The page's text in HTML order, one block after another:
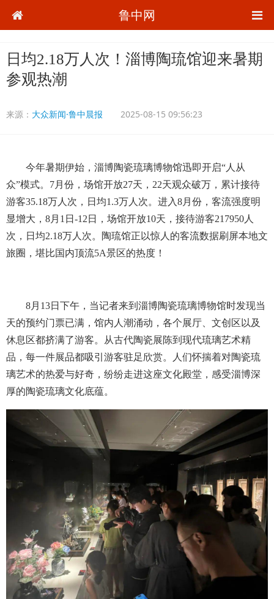
鲁中网
日均2.18万人次！淄博陶琉馆迎来暑期
参观热潮
来源： 大众新闻·鲁中晨报 2025-08-15 09:56:23
今年暑期伊始，淄博陶瓷琉璃博物馆迅即开启“人从
众”模式。7月份，场馆开放27天，22天观众破万，累计接待
游客35.18万人次，日均1.3万人次。进入8月份，客流强度明
显增大，8月1日-12日，场馆开放10天，接待游客217950人
次，日均2.18万人次。陶琉馆正以惊人的客流数据刷屏本地文
旅圈，堪比国内顶流5A景区的热度！
8月13日下午，当记者来到淄博陶瓷琉璃博物馆时发现当
天的预约门票已满，馆内人潮涌动，各个展厅、文创区以及
休息区都挤满了游客。从古代陶瓷展陈到现代琉璃艺术精
品，每一件展品都吸引游客驻足欣赏。人们怀揣着对陶瓷琉
璃艺术的热爱与好奇，纷纷走进这座文化殿堂，感受淄博深
厚的陶瓷琉璃文化底蕴。